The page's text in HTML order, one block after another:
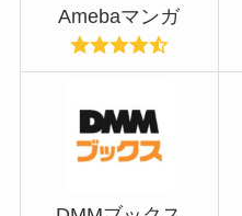
Amebaマンガ